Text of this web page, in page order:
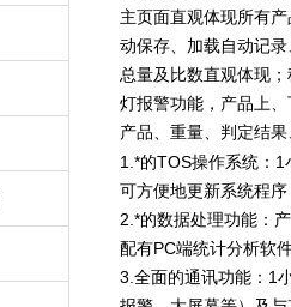
主页面直观体现所有
动保存、加载自动记
总量及比数直观体现
灯报警功能，产品上
产品、重量、判定结
1.*的TOS操作系统：
可方便地更新系统程
2.*的数据处理功能：
配有PC端统计分析软
3.全面的通讯功能：1